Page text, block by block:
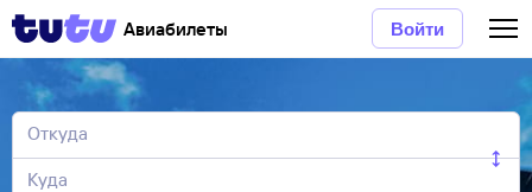
Авиабилеты Войти